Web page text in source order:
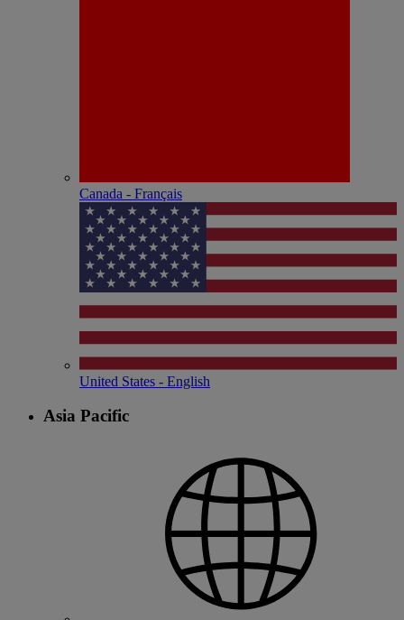
Canada - Français
United States - English
Asia Pacific